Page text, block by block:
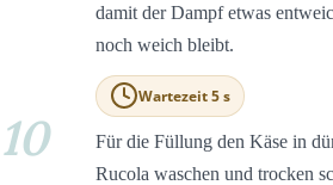
damit der Dampf etwas
noch weich bleibt.
Wartezeit 5 s
10
Für die Füllung den Käse in
Rucola waschen und trocken